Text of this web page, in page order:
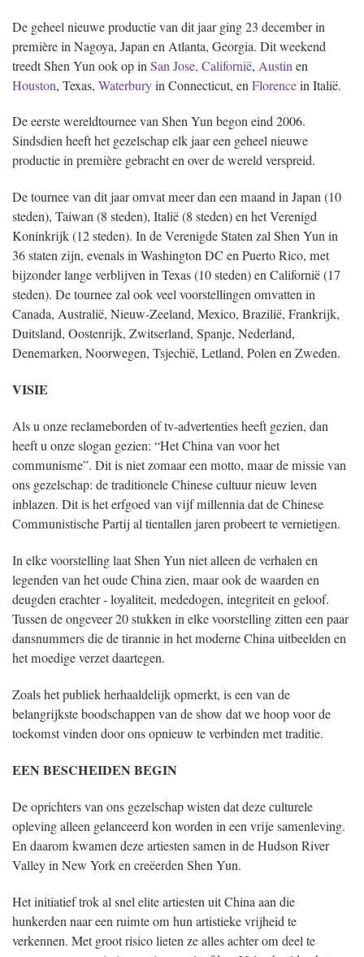
De geheel nieuwe productie van dit jaar ging 23 december in
première in Nagoya, Japan en Atlanta, Georgia. Dit weekend
treedt Shen Yun ook op inSan Jose, Californië, Austinen
Houston, Texas, Waterburyin Connecticut, enFlorencein Italië.
De eerste wereldtournee van Shen Yun begon eind 2006.
Sindsdien heeft het gezelschap elk jaar een geheel nieuwe
productie in première gebracht en over de wereld verspreid.
De tournee van dit jaar omvat meer dan een maand in Japan (10
steden), Taiwan (8 steden), Italië (8 steden) en het Verenigd
Koninkrijk (12 steden). In de Verenigde Staten zal Shen Yun in
36 staten zijn, evenals in Washington DC en Puerto Rico, met
bijzonder lange verblijven in Texas (10 steden) en Californië (17
steden). De tournee zal ook veel voorstellingen omvatten in
Canada, Australië, Nieuw-Zeeland, Mexico, Brazilië, Frankrijk,
Duitsland, Oostenrijk, Zwitserland, Spanje, Nederland,
Denemarken, Noorwegen, Tsjechië, Letland, Polen en Zweden.
VISIE
Als u onze reclameborden of tv-advertenties heeft gezien, dan
heeft u onze slogan gezien: “Het China van voor het
communisme”. Dit is niet zomaar een motto, maar de missie van
ons gezelschap: de traditionele Chinese cultuur nieuw leven
inblazen. Dit is het erfgoed van vijf millennia dat de Chinese
Communistische Partij al tientallen jaren probeert te vernietigen.
In elke voorstelling laat Shen Yun niet alleen de verhalen en
legenden van het oude China zien, maar ook de waarden en
deugden erachter - loyaliteit, mededogen, integriteit en geloof.
Tussen de ongeveer 20 stukken in elke voorstelling zitten een paar
dansnummers die de tirannie in het moderne China uitbeelden en
het moedige verzet daartegen.
Zoals het publiek herhaaldelijk opmerkt, is een van de
belangrijkste boodschappen van de show dat we hoop voor de
toekomst vinden door ons opnieuw te verbinden met traditie.
EEN BESCHEIDEN BEGIN
De oprichters van ons gezelschap wisten dat deze culturele
opleving alleen gelanceerd kon worden in een vrije samenleving.
En daarom kwamen deze artiesten samen in de Hudson River
Valley in New York en creëerden Shen Yun.
Het initiatief trok al snel elite artiesten uit China aan die
hunkerden naar een ruimte om hun artistieke vrijheid te
verkennen. Met groot risico lieten ze alles achter om deel te